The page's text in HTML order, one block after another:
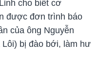
cho biết cơ
được đơn trình báo
của ông Nguyễn
bị đào bới, làm hư